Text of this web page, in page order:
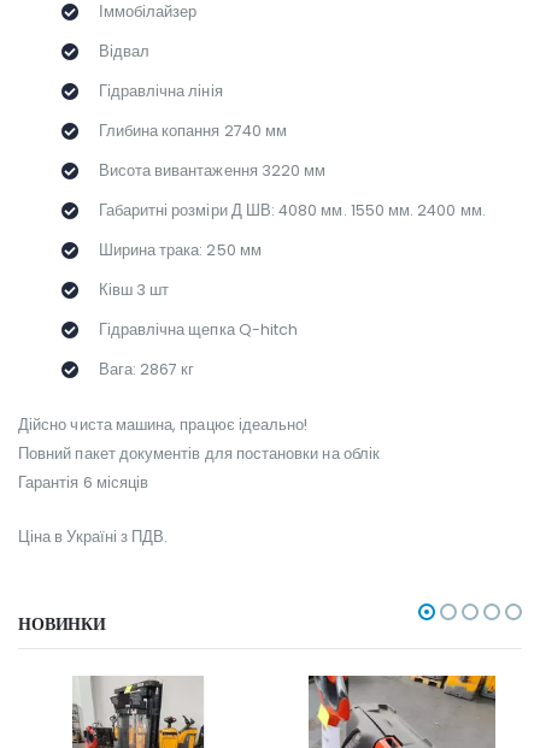
Іммобілайзер
Відвал
Гідравлічна лінія
Глибина копання 2740 мм
Висота вивантаження 3220 мм
Габаритні розміри Д ШВ: 4080 мм. 1550 мм. 2400 мм.
Ширина трака: 250 мм
Ківш 3 шт
Гідравлічна щепка Q-hitch
Вага: 2867 кг
Дійсно чиста машина, працює ідеально!
Повний пакет документів для постановки на облік
Гарантія 6 місяців
Ціна в Україні з ПДВ.
НОВИНКИ